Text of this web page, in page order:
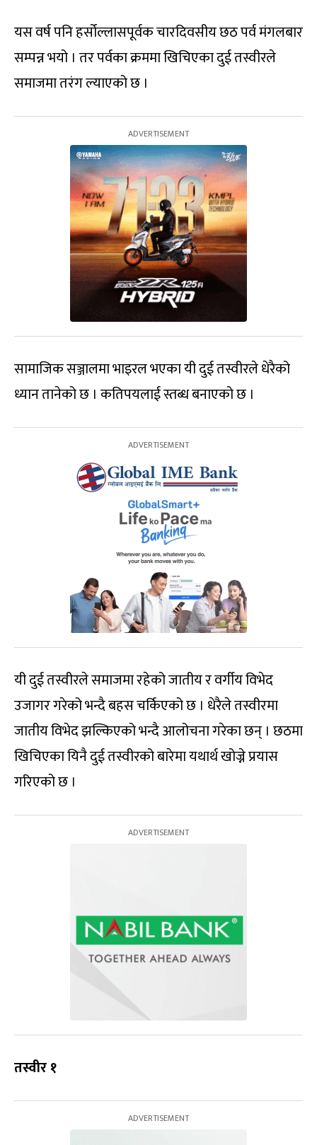
यस वर्ष पनि हर्सोल्लासपूर्वक चारदिवसीय छठ पर्व मंगलबार
सम्पन्न भयो । तर पर्वका क्रममा खिचिएका दुई तस्वीरले
समाजमा तरंग ल्याएको छ ।
सामाजिक सञ्जालमा भाइरल भएका यी दुई तस्वीरले धेरैको
ध्यान तानेको छ । कतिपयलाई स्तब्ध बनाएको छ ।
यी दुई तस्वीरले समाजमा रहेको जातीय र वर्गीय विभेद
उजागर गरेको भन्दै बहस चर्किएको छ । धेरैले तस्वीरमा
जातीय विभेद झल्किएको भन्दै आलोचना गरेका छन् । छठमा
खिचिएका यिनै दुई तस्वीरको बारेमा यथार्थ खोज्ने प्रयास
गरिएको छ ।
तस्वीर १